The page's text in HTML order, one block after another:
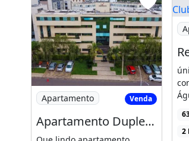
Churrasqueira Varanda Área de
Imagem: Apartamento Duplex no
Apartamento Venda
Apartamento Duplex no Lago Norte
2